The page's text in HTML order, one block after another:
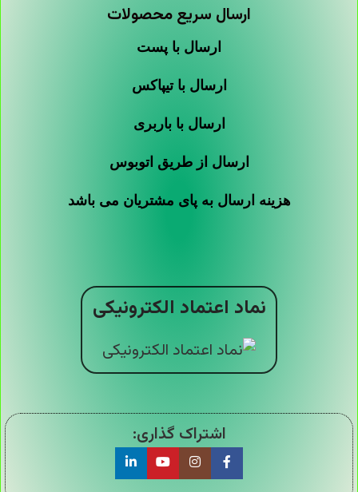
ارسال سریع محصولات
ارسال با پست
ارسال با تیپاکس
ارسال با باربری
ارسال از طریق اتوبوس
هزینه ارسال به پای مشتریان می باشد
نماد اعتماد الکترونیکی
اشتراک گذاری: